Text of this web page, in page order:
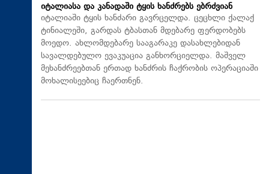
იტალიასა და კანადაში ტყის ხანძრებს ებრძვიან
იტალიაში ტყის ხანძარი გავრცელდა. ცეცხლი ქალაქ
ტინიალეში, გარდას ტბასთან მდებარე ფერდობებს
მოედო. ახლომდებარე სააგარაკე დასახლებიდან
სავალდებულო ევაკუაცია განხორციელდა. მაშველ
მეხანძრეებთან ერთად ხანძრის ჩაქრობის ოპერაციაში
მოხალისეებიც ჩაერთნენ.